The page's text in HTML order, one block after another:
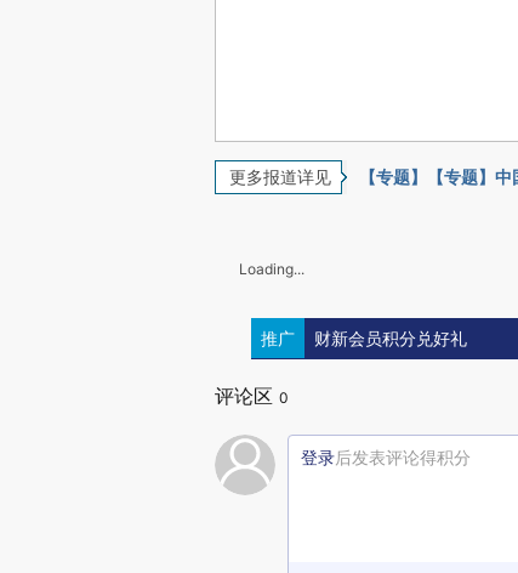
更多报道详见 【专题】【专题】
Loading...
推广 财新会员积分兑好礼
评论区 0
登录后发表评论得积分